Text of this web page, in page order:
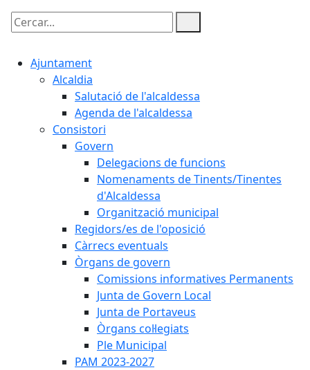
Cercar:
Ajuntament
Alcaldia
Salutació de l'alcaldessa
Agenda de l'alcaldessa
Consistori
Govern
Delegacions de funcions
Nomenaments de Tinents/Tinentes
d'Alcaldessa
Organització municipal
Regidors/es de l'oposició
Càrrecs eventuals
Òrgans de govern
Comissions informatives Permanents
Junta de Govern Local
Junta de Portaveus
Òrgans col·legiats
Ple Municipal
PAM 2023-2027